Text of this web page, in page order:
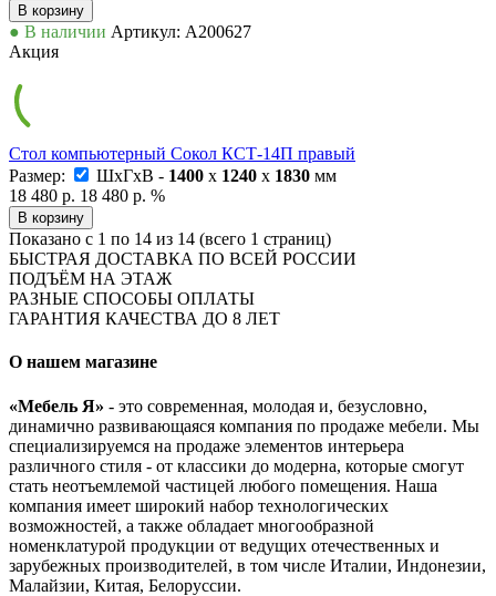
В корзину
● В наличии Артикул: А200627
Акция
Стол компьютерный Сокол КСТ-14П правый
Размер:
ШxГxВ - 1400 x 1240 x 1830 мм
18 480 р. 18 480 р. %
В корзину
Показано с 1 по 14 из 14 (всего 1 страниц)
БЫСТРАЯ ДОСТАВКА ПО ВСЕЙ РОССИИ
ПОДЪЁМ НА ЭТАЖ
РАЗНЫЕ СПОСОБЫ ОПЛАТЫ
ГАРАНТИЯ КАЧЕСТВА ДО 8 ЛЕТ
О нашем магазине
«Мебель Я» - это современная, молодая и, безусловно,
динамично развивающаяся компания по продаже мебели. Мы
специализируемся на продаже элементов интерьера
различного стиля - от классики до модерна, которые смогут
стать неотъемлемой частицей любого помещения. Наша
компания имеет широкий набор технологических
возможностей, а также обладает многообразной
номенклатурой продукции от ведущих отечественных и
зарубежных производителей, в том числе Италии, Индонезии,
Малайзии, Китая, Белоруссии.